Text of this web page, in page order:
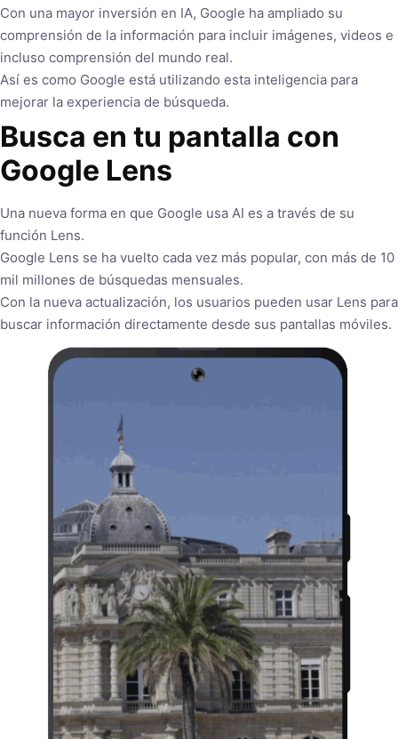
Con una mayor inversión en IA, Google ha ampliado su
comprensión de la información para incluir imágenes, videos e
incluso comprensión del mundo real.
Así es como Google está utilizando esta inteligencia para
mejorar la experiencia de búsqueda.
Busca en tu pantalla con
Google Lens
Una nueva forma en que Google usa AI es a través de su
función Lens.
Google Lens se ha vuelto cada vez más popular, con más de 10
mil millones de búsquedas mensuales.
Con la nueva actualización, los usuarios pueden usar Lens para
buscar información directamente desde sus pantallas móviles.